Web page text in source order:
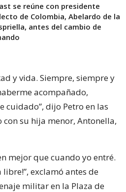
se reúne con presidente
de Colombia, Abelardo de la
antes del cambio de
y vida. Siempre, siempre y
acompañado,
cuidado”, dijo Petro en las
con su hija menor, Antonella,
mejor que cuando yo entré.
libre!”, exclamó antes de
militar en la Plaza de